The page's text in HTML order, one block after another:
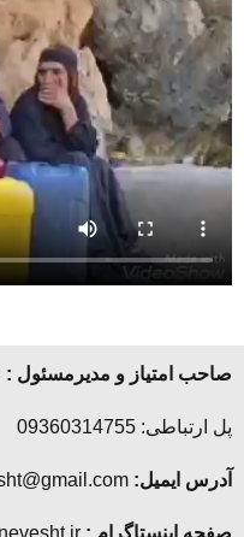
صاحب امتیاز و مدیرمسئول :
پل ارتباطی: 09360314755
آدرس ایمیل:
صفحه اینستاگرام :